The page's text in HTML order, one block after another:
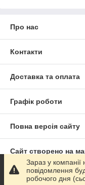
Про нас
Контакти
Доставка та оплата
Графік роботи
Повна версія сайту
Сайт створено на
Політика
Зараз у
повідомлення
робочого дня